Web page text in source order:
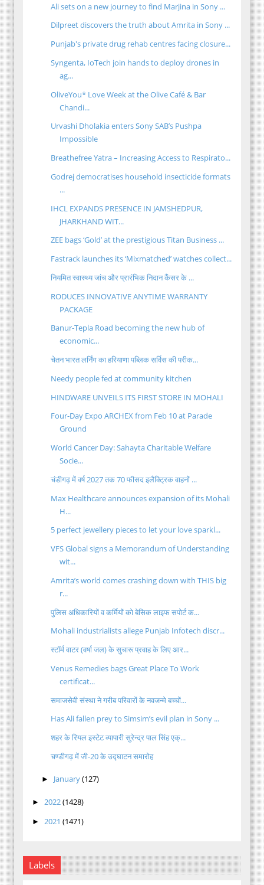
Ali sets on a new journey to find Marjina in Sony ...
Dilpreet discovers the truth about Amrita in Sony ...
Punjab's private drug rehab centres facing closure...
Syngenta, IoTech join hands to deploy drones in
ag...
OliveYou* Love Week at the Olive Café & Bar
Chandi...
Urvashi Dholakia enters Sony SAB’s Pushpa
Impossible
Breathefree Yatra – Increasing Access to Respirato...
Godrej democratises household insecticide formats
...
IHCL EXPANDS PRESENCE IN JAMSHEDPUR,
JHARKHAND WIT...
ZEE bags ‘Gold’ at the prestigious Titan Business ...
Fastrack launches its ‘Mixmatched’ watches collect...
नियमित स्वास्थ्य जांच और प्रारंभिक निदान कैंसर के ...
RODUCES INNOVATIVE ANYTIME WARRANTY
PACKAGE
Banur-Tepla Road becoming the new hub of
economic...
चेतन भारत लर्निंग का हरियाणा पब्लिक सर्विस की परीक...
Needy people fed at community kitchen
HINDWARE UNVEILS ITS FIRST STORE IN MOHALI
Four-Day Expo ARCHEX from Feb 10 at Parade
Ground
World Cancer Day: Sahayta Charitable Welfare
Socie...
चंडीगढ़ में वर्ष 2027 तक 70 फीसद इलैक्ट्रिक वाहनों ...
Max Healthcare announces expansion of its Mohali
H...
5 perfect jewellery pieces to let your love sparkl...
VFS Global signs a Memorandum of Understanding
wit...
Amrita’s world comes crashing down with THIS big
r...
पुलिस अधिकारियों व कर्मियों को बेसिक लाइफ सपोर्ट क...
Mohali industrialists allege Punjab Infotech discr...
स्टॉर्म वाटर (वर्षा जल) के सुचारू प्रवाह के लिए आर...
Venus Remedies bags Great Place To Work
certificat...
समाजसेवी संस्था ने गरीब परिवारों के नवजन्मे बच्चों...
Has Ali fallen prey to Simsim’s evil plan in Sony ...
शहर के रियल इस्टेट व्यापारी सुरेन्द्र पाल सिंह एक्...
चण्डीगढ़ में जी-20 के उद्घाटन समारोह
► January(127)
► 2022(1428)
► 2021 (1471)
Labels